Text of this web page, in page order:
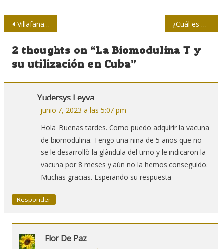
Navegación
de
entradas
Villafaña: “Este tiempo me ha facilitado la reflexión…” ¿Cuál es el origen del SARS-CoV-2?
2 thoughts on “La Biomodulina T y
su utilización en Cuba”
Yudersys Leyva
junio 7, 2023 a las 5:07 pm
Hola. Buenas tardes. Como puedo adquirir la vacuna
de biomodulina. Tengo una niña de 5 años que no
se le desarrollò la glàndula del timo y le indicaron la
vacuna por 8 meses y aùn no la hemos conseguido.
Muchas gracias. Esperando su respuesta
Responder
Flor De Paz